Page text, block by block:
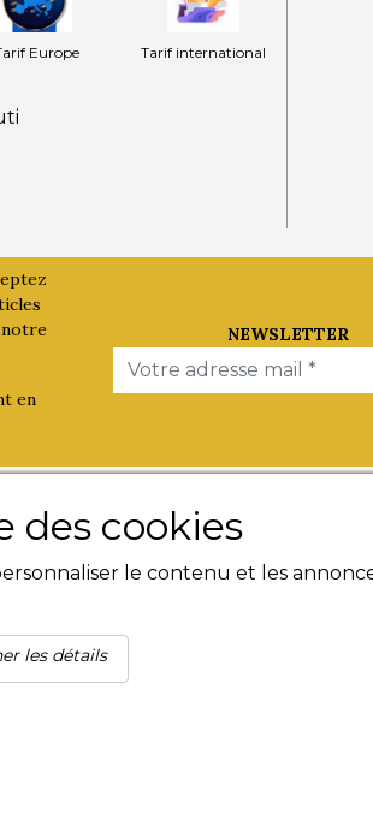
des cookies
le contenu et les
les détails
Europe Tarif international
en
NEWSLETTER
Email
Les Evènements
Nuit de la Bouinotte